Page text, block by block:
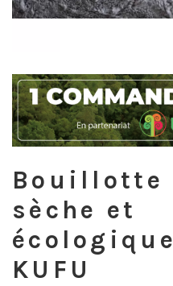
Bouillotte
sèche et
écologique
KUFU